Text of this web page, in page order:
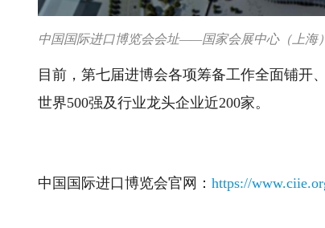
中国国际进口博览会会址——国家会展中心（上海）
目前，第七届进博会各项筹备工作全面铺开
世界500强及行业龙头企业近200家。
中国国际进口博览会官网： https://